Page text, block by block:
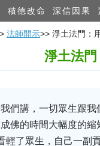
積德改命 深信因果
法師開示>> 淨土法門：
淨土法
們講，一切眾生跟
佛的時間大幅度的
輕了眾生，自己一副